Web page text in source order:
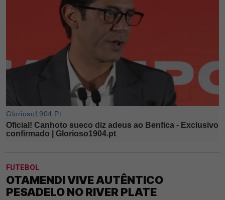
FUTEBOL
OTAMENDI VIVE AUTÊNTICO
PESADELO NO RIVER PLATE